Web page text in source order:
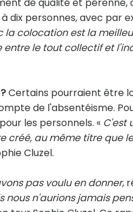
dix personnes, avec par
la colocation est la
entre le tout collectif et
Certains pourraient être
de l'absentéisme.
les personnels. « C'est
au même titre que
Cluzel.
pas voulu en donner,
n'aurions jamais